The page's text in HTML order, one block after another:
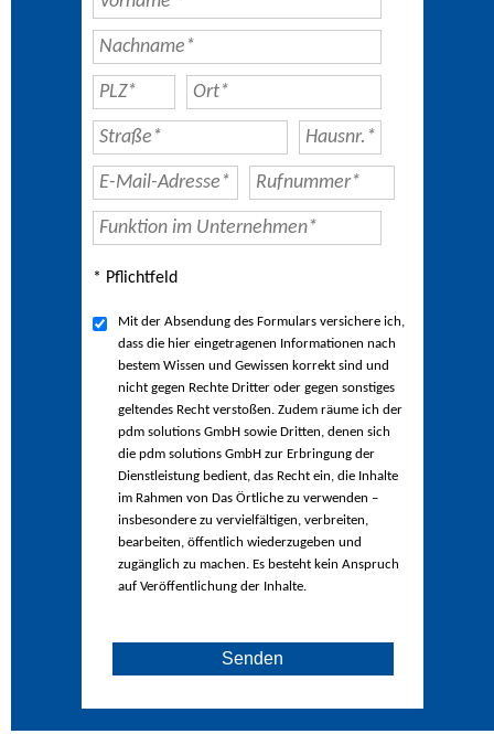
* Pflichtfeld
Mit der Absendung des Formulars versichere ich,
dass die hier eingetragenen Informationen nach
bestem Wissen und Gewissen korrekt sind und
nicht gegen Rechte Dritter oder gegen sonstiges
geltendes Recht verstoßen. Zudem räume ich der
pdm solutions GmbH sowie Dritten, denen sich
die pdm solutions GmbH zur Erbringung der
Dienstleistung bedient, das Recht ein, die Inhalte
im Rahmen von Das Örtliche zu verwenden –
insbesondere zu vervielfältigen, verbreiten,
bearbeiten, öffentlich wiederzugeben und
zugänglich zu machen. Es besteht kein Anspruch
auf Veröffentlichung der Inhalte.
Senden